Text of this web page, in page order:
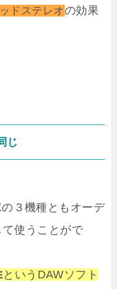
ドステレオの効果
じ
３機種ともオーデ
使うことがで
というDAWソフト